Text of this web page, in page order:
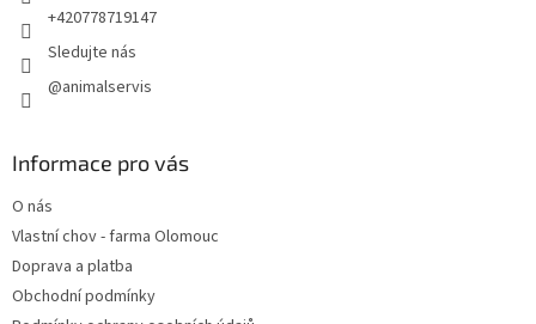
+420778719147
Sledujte nás
@animalservis
Informace pro vás
O nás
Vlastní chov - farma Olomouc
Doprava a platba
Obchodní podmínky